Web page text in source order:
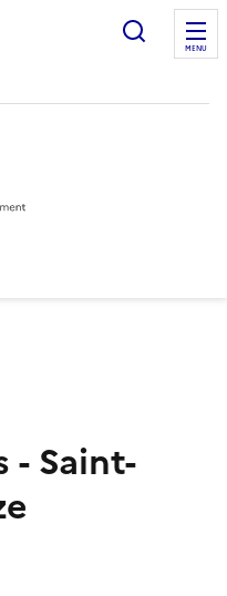
Ouvrir
MENU
- Saint-